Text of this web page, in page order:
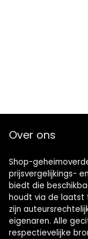
Over ons
Shop-
prijsvergelijkings-
biedt die
houdt via de laatst
zijn
eigenaren. Alle
respectievelijke